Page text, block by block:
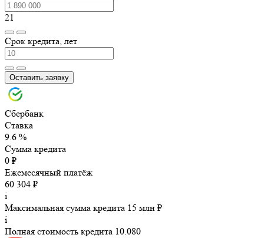
21
Срок кредита, лет
Оставить заявку
Сбербанк
Ставка
9.6 %
Сумма кредита
0 ₽
Ежемесячный платёж
60 304 ₽
i
Максимальная сумма кредита 15 млн ₽
i
Полная стоимость кредита 10.080